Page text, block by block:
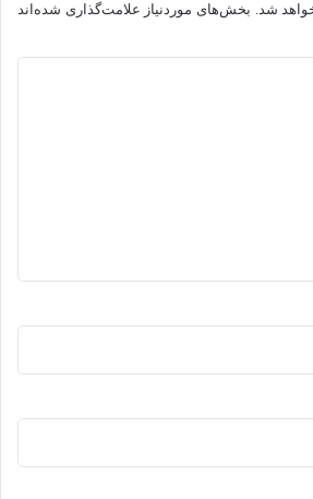
شد. بخش‌های موردنیاز علامت‌گذاری شده‌اند